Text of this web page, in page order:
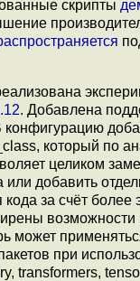
скрипты
. Добавлена
конфигурацию
который по
целиком
или добавить
кода за счёт
возможности
может
при
transformers,